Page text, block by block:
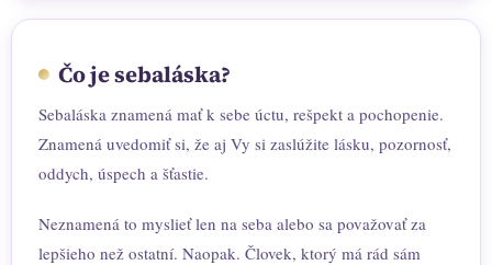
Čo je sebaláska?
Sebaláska znamená mať k sebe úctu, rešpekt a pochopenie.
Znamená uvedomiť si, že aj Vy si zaslúžite lásku, pozornosť,
oddych, úspech a šťastie.
Neznamená to myslieť len na seba alebo sa považovať za
lepšieho než ostatní. Naopak. Človek, ktorý má rád sám